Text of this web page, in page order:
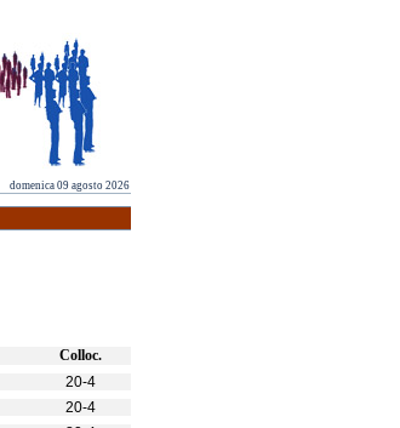
domenica 09 agosto 2026
Colloc.
20-4
20-4